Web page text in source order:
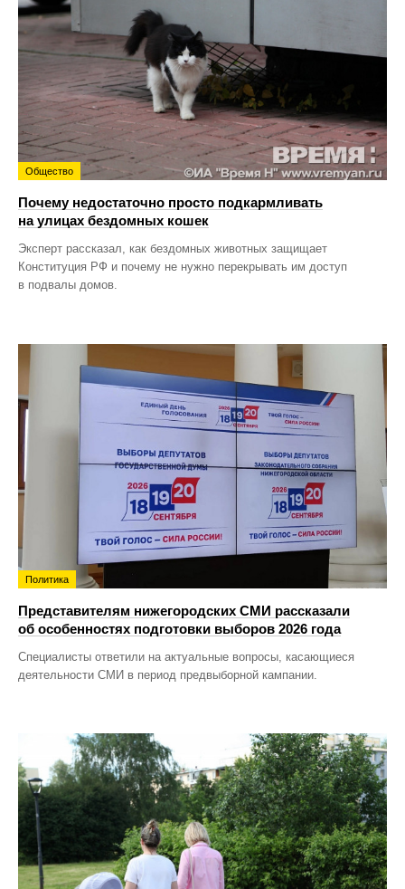
Общество
Почему недостаточно просто подкармливать
на улицах бездомных кошек
Эксперт рассказал, как бездомных животных защищает
Конституция РФ и почему не нужно перекрывать им доступ
в подвалы домов.
Политика
Представителям нижегородских СМИ рассказали
об особенностях подготовки выборов 2026 года
Специалисты ответили на актуальные вопросы, касающиеся
деятельности СМИ в период предвыборной кампании.